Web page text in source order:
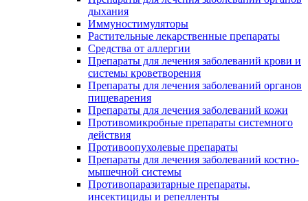
дыхания
Иммуностимуляторы
Растительные лекарственные препараты
Средства от аллергии
Препараты для лечения заболеваний крови и
системы кроветворения
Препараты для лечения заболеваний органов
пищеварения
Препараты для лечения заболеваний кожи
Противомикробные препараты системного
действия
Противоопухолевые препараты
Препараты для лечения заболеваний костно-
мышечной системы
Противопаразитарные препараты,
инсектициды и репелленты